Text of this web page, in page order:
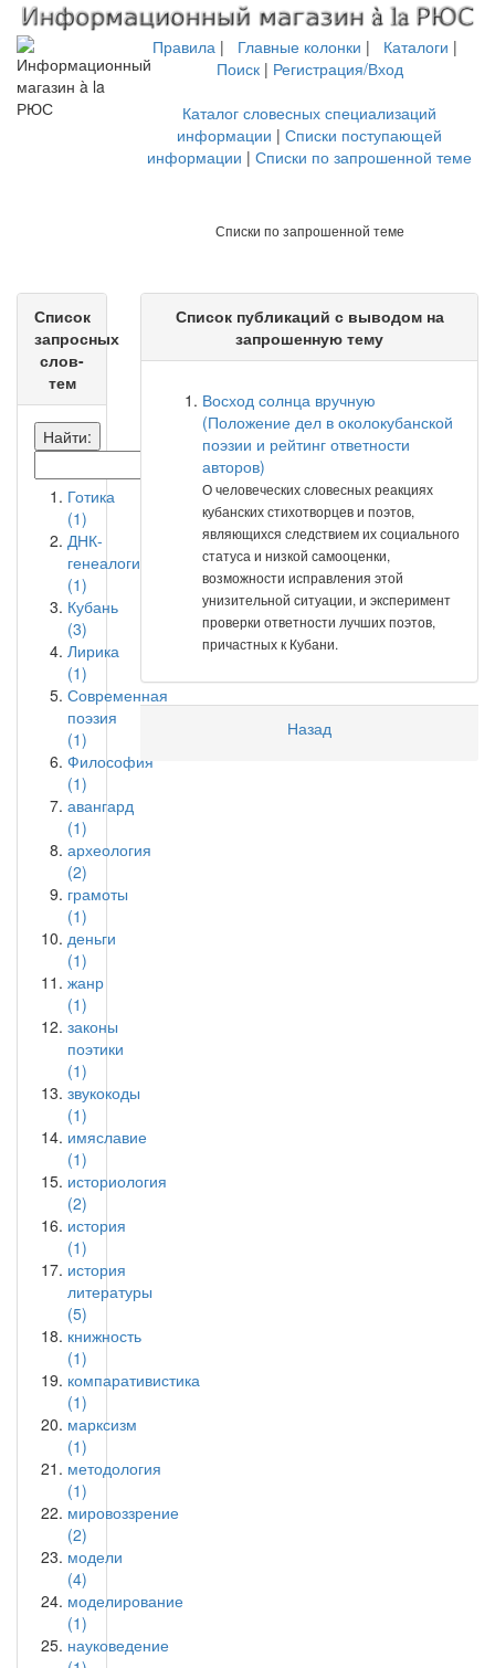
Правила | Главные колонки | Каталоги |
Поиск| Регистрация/Вход
Каталог словесных специализаций
информации | Списки поступающей
информации | Списки по запрошенной теме
Списки по запрошенной теме
Список
запросных
слов-
тем
Найти:
Готика
(1)
ДНК-
генеалогия
(1)
Кубань
(3)
Лирика
(1)
Современная
поэзия
(1)
Философия
(1)
авангард
(1)
археология
(2)
грамоты
(1)
деньги
(1)
жанр
(1)
законы
поэтики
(1)
звукокоды
(1)
имяславие
(1)
историология
(2)
история
(1)
история
литературы
(5)
книжность
(1)
компаративистика
(1)
марксизм
(1)
методология
(1)
мировоззрение
(2)
модели
(4)
моделирование
(1)
науковедение
Список публикаций с выводом на
запрошенную тему
Восход солнца вручную
(Положение дел в околокубанской
поэзии и рейтинг ответности
авторов)
О человеческих словесных реакциях
кубанских стихотворцев и поэтов,
являющихся следствием их социального
статуса и низкой самооценки,
возможности исправления этой
унизительной ситуации, и эксперимент
проверки ответности лучших поэтов,
причастных к Кубани.
Назад